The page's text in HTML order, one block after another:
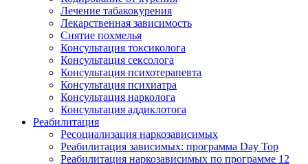
Лечение табакокурения
Лекарственная зависимость
Снятие похмелья
Консультация токсиколога
Консультация сексолога
Консультация психотерапевта
Консультация психиатра
Консультация нарколога
Консультация аддиклотога
Реабилитация
Ресоциализация наркозависимых
Реабилитация зависимых: программа Day Top
Реабилитация наркозависимых по программе 12